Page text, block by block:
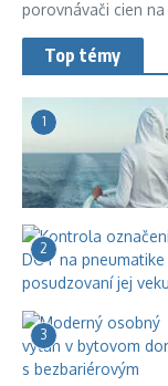
porovnávači cien na
Top témy
1
2
3